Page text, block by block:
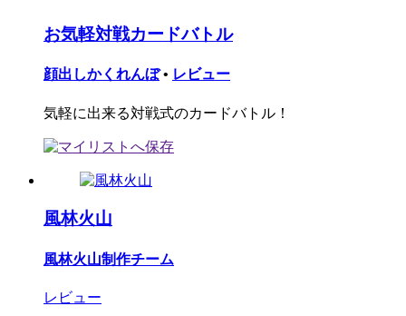
お気軽対戦カードバトル
顔出しかくれんぼ • レビュー
気軽に出来る対戦式のカードバトル！
風林火山
風林火山制作チーム
レビュー